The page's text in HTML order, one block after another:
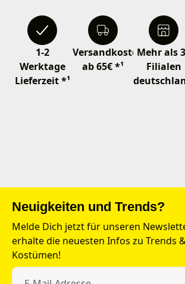
1-2
Werktage
Lieferzeit *¹
Versandkostenfrei
ab 65€ *¹
Mehr als
Filialen
Neuigkeiten und Trends?
Melde Dich jetzt für unseren
erhalte die neuesten Infos zu Trends
Kostümen!